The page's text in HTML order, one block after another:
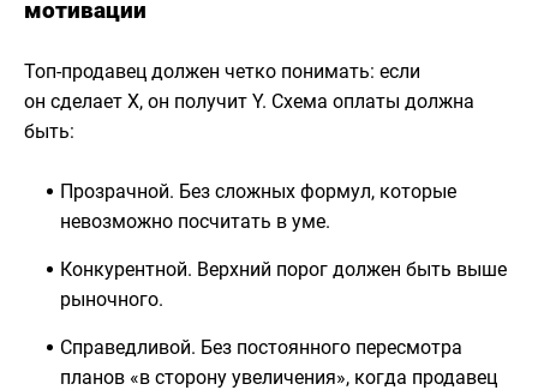
мотивации
Топ-продавец должен четко понимать: если
он сделает Х, он получит Y. Схема оплаты должна
быть:
Прозрачной. Без сложных формул, которые
невозможно посчитать в уме.
Конкурентной. Верхний порог должен быть выше
рыночного.
Справедливой. Без постоянного пересмотра
планов «в сторону увеличения», когда продавец